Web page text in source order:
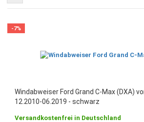
-7%
Windabweiser Ford Grand C-Max (DXA)
12.2010-06.2019 - schwarz
Versandkostenfrei in Deutschland